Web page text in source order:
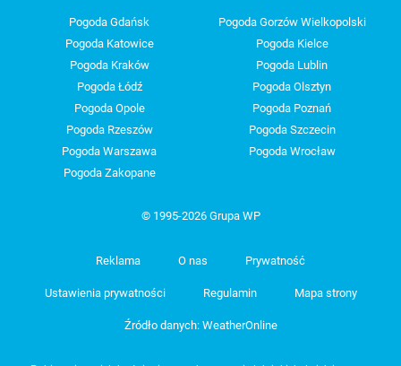
Pogoda Gdańsk
Pogoda Gorzów Wielkopolski
Pogoda Katowice
Pogoda Kielce
Pogoda Kraków
Pogoda Lublin
Pogoda Łódź
Pogoda Olsztyn
Pogoda Opole
Pogoda Poznań
Pogoda Rzeszów
Pogoda Szczecin
Pogoda Warszawa
Pogoda Wrocław
Pogoda Zakopane
© 1995-2026 Grupa WP
Reklama O nas Prywatność
Ustawienia prywatności Regulamin Mapa strony
Źródło danych: WeatherOnline